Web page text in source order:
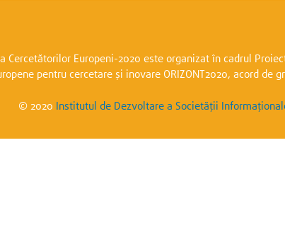
Cercetătorilor Europeni-2020 este organizat în cadrul
pentru cercetare și inovare ORIZONT2020, acord de
© 2020 Institutul de Dezvoltare a Societății